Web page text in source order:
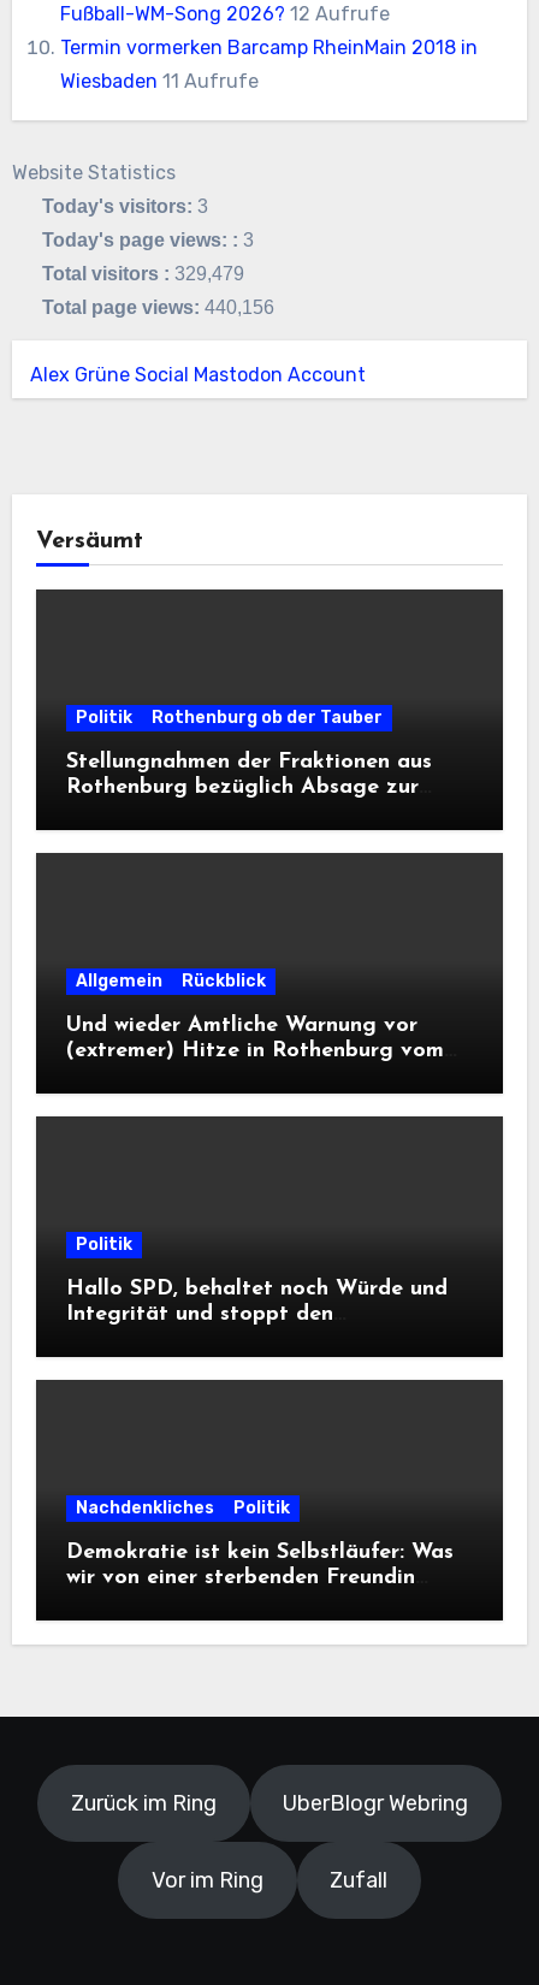
Fußball-WM-Song 2026? 12 Aufrufe
Termin vormerken Barcamp RheinMain 2018 in
Wiesbaden 11 Aufrufe
Website Statistics
Today's visitors:3
Today's page views: :3
Total visitors :329,479
Total page views:440,156
Alex Grüne Social Mastodon Account
Versäumt
Politik Rothenburg ob der Tauber
Stellungnahmen der Fraktionen aus
Rothenburg bezüglich Absage zur
Allgemein Rückblick
Und wieder Amtliche Warnung vor
(extremer) Hitze in Rothenburg vom
Politik
Hallo SPD, behaltet noch Würde und
Integrität und stoppt den
Informationsfreiheit!
Nachdenkliches Politik
Demokratie ist kein Selbstläufer: Was
wir von einer sterbenden Freundin
Zurück im Ring UberBlogr Webring
Vor im Ring Zufall